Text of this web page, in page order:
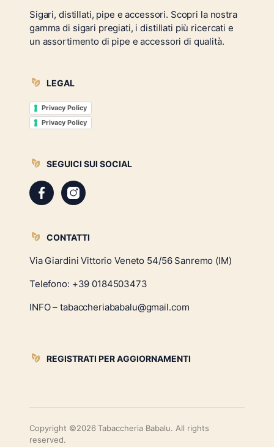
Sigari, distillati, pipe e accessori. Scopri la nostra
gamma di sigari pregiati, i distillati più ricercati e
un assortimento di pipe e accessori di qualità.
LEGAL
Privacy Policy
Privacy Policy
SEGUICI SUI SOCIAL
CONTATTI
Via Giardini Vittorio Veneto 54/56 Sanremo (IM)
Telefono: +39 0184503473
INFO – tabaccheriababalu@gmail.com
REGISTRATI PER AGGIORNAMENTI
Copyright ©2026 Tabaccheria Babalu. All rights
reserved.